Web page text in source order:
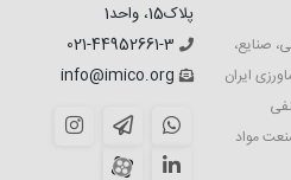
صنایع،
ایران
مواد
پلاک15، واحد1
021-44952661-3
info@imico.org